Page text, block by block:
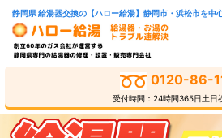
静岡県 給湯器交換の【ハロー給湯】静岡市・浜松市を中
0120-86-
受付時間：24時間365日土日